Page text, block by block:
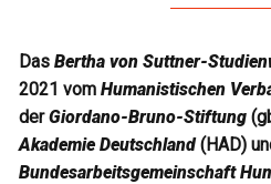
DasBertha von Suttner-
2021 vomHumanistischen
derGiordano-Bruno-Stiftung
Akademie Deutschland(HAD)
Bundesarbeitsgemeinschaft